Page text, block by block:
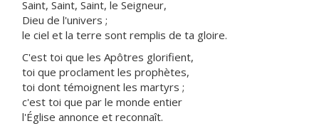
Saint, Saint, Saint, le Seigneur,
Dieu de l'univers ;
le ciel et la terre sont remplis de ta gloire.
C'est toi que les Apôtres glorifient,
toi que proclament les prophètes,
toi dont témoignent les martyrs ;
c'est toi que par le monde entier
l'Église annonce et reconnaît.